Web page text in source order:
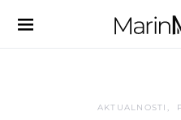
AKTUALNOSTI